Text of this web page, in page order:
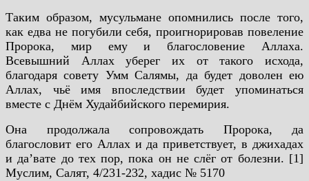
Таким образом, мусульмане опомнились после того,
как едва не погубили себя, проигнорировав повеление
Пророка, мир ему и благословение Аллаха.
Всевышний Аллах уберег их от такого исхода,
благодаря совету Умм Салямы, да будет доволен ею
Аллах, чьё имя впоследствии будет упоминаться
вместе с Днём Худайбийского перемирия.
Она продолжала сопровождать Пророка, да
благословит его Аллах и да приветствует, в джихадах
и даʼвате до тех пор, пока он не слёг от болезни. [1]
Муслим, Салят, 4/231-232, хадис № 5170